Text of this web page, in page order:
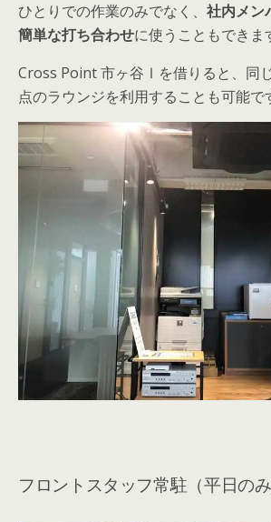
ひとりでの作業のみでなく、 社内メン
簡単な打ち合わせに使うこともできま
Cross Point 市ヶ谷Ⅰを借りると、同
点のラウンジを利用することも可能で
フロントスタッフ常駐（平日のみ